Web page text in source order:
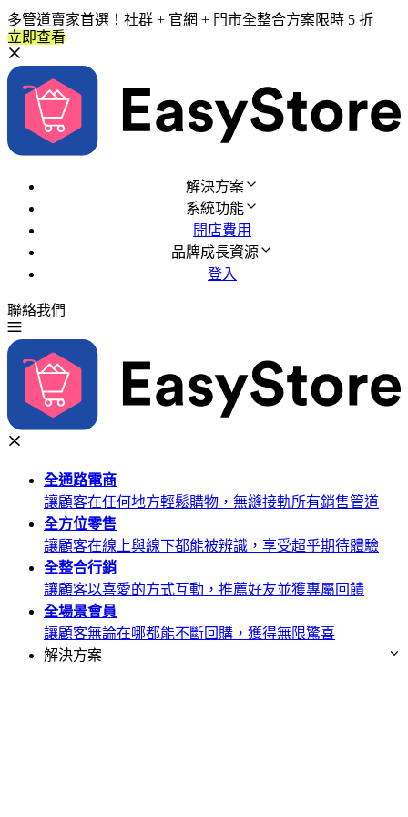
多管道賣家首選！社群 + 官網 + 門市全整合方案限時 5 折
立即查看
解決方案
系統功能
開店費用
品牌成長資源
登入
聯絡我們
全通路電商
讓顧客在任何地方輕鬆購物，無縫接軌所有銷售管道
全方位零售
讓顧客在線上與線下都能被辨識，享受超乎期待體驗
全整合行銷
讓顧客以喜愛的方式互動，推薦好友並獲專屬回饋
全場景會員
讓顧客無論在哪都能不斷回購，獲得無限驚喜
解決方案